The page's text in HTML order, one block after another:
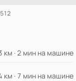
км · 2 мин на машине
км · 7 мин на машине